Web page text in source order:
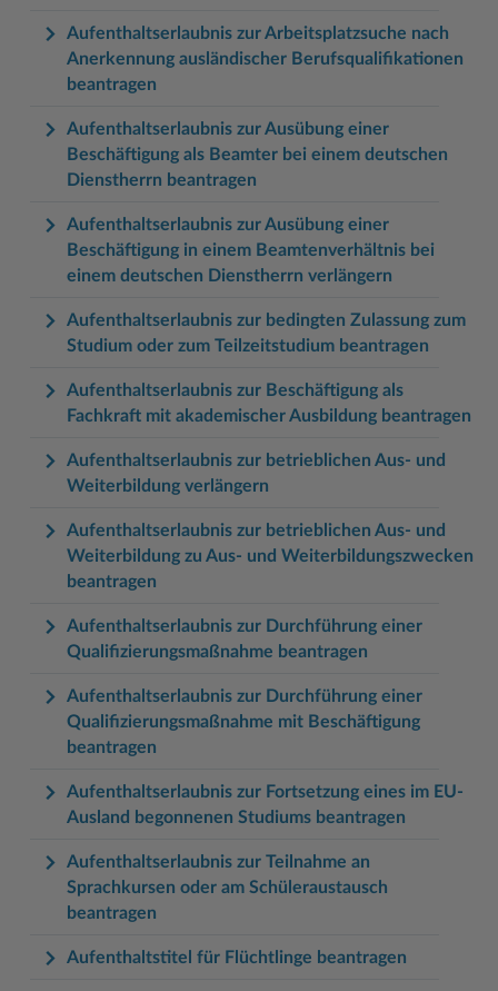
Aufenthaltserlaubnis zur Arbeitsplatzsuche nach
Anerkennung ausländischer Berufsqualifikationen
beantragen
Aufenthaltserlaubnis zur Ausübung einer
Beschäftigung als Beamter bei einem deutschen
Dienstherrn beantragen
Aufenthaltserlaubnis zur Ausübung einer
Beschäftigung in einem Beamtenverhältnis bei
einem deutschen Dienstherrn verlängern
Aufenthaltserlaubnis zur bedingten Zulassung zum
Studium oder zum Teilzeitstudium beantragen
Aufenthaltserlaubnis zur Beschäftigung als
Fachkraft mit akademischer Ausbildung beantragen
Aufenthaltserlaubnis zur betrieblichen Aus- und
Weiterbildung verlängern
Aufenthaltserlaubnis zur betrieblichen Aus- und
Weiterbildung zu Aus- und Weiterbildungszwecken
beantragen
Aufenthaltserlaubnis zur Durchführung einer
Qualifizierungsmaßnahme beantragen
Aufenthaltserlaubnis zur Durchführung einer
Qualifizierungsmaßnahme mit Beschäftigung
beantragen
Aufenthaltserlaubnis zur Fortsetzung eines im EU-
Ausland begonnenen Studiums beantragen
Aufenthaltserlaubnis zur Teilnahme an
Sprachkursen oder am Schüleraustausch
beantragen
Aufenthaltstitel für Flüchtlinge beantragen